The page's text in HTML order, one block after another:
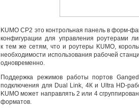
KUMO СР2 это контрольная панельв форм-
конфигурации для управления роутерами
к тем же сетям что и роутеры KUMO
необходимости использования рабочей
одновременно.
Поддержка режимов работы портов
подключения для Dual Link 4К и Ultra HD-
KUMO может направлять 2 или 4
форматов.